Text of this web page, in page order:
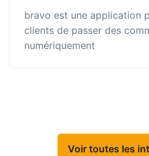
bravo est une application
clients de passer des
numériquement
Voir toutes les